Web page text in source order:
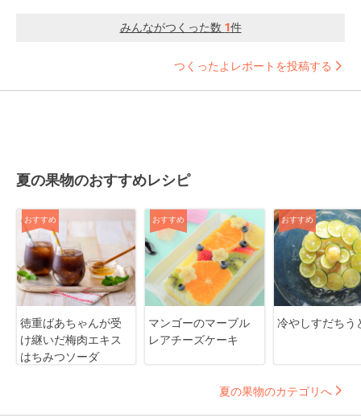
みんながつくった数 1件
つくったよレポートを投稿する
夏の果物のおすすめレシピ
おすすめ
徳重ばあちゃんが受
け継いだ梅肉エキス
はちみつソーダ
おすすめ
マンゴーのマーブル
レアチーズケーキ
おすすめ
冷やしすだちう
夏の果物のカテゴリへ